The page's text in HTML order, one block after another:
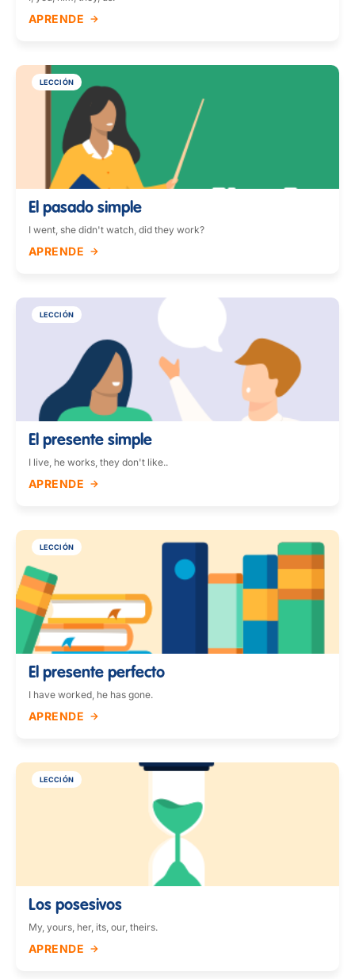
APRENDE
LECCIÓN
El pasado simple
I went, she didn't watch, did they work?
APRENDE
LECCIÓN
El presente simple
I live, he works, they don't like..
APRENDE
LECCIÓN
El presente perfecto
I have worked, he has gone.
APRENDE
LECCIÓN
Los posesivos
My, yours, her, its, our, theirs.
APRENDE